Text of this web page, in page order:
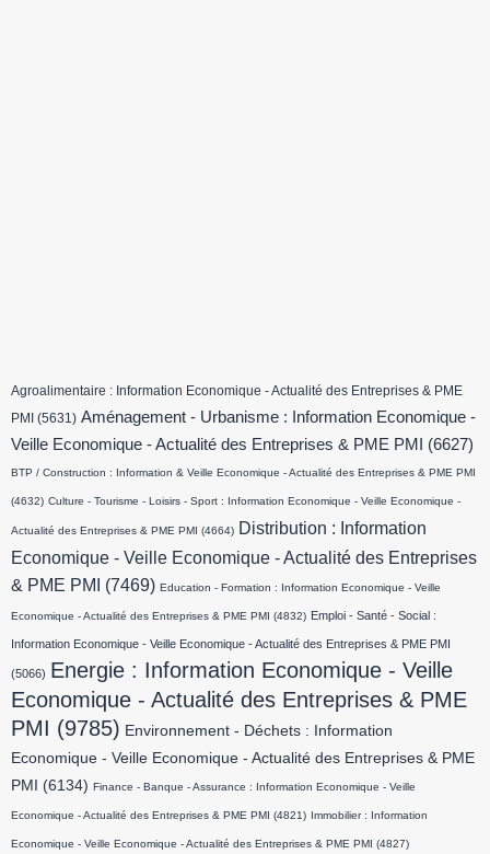
Agroalimentaire : Information Economique - Actualité des Entreprises & PME
PMI (5631) Aménagement - Urbanisme : Information Economique -
Veille Economique - Actualité des Entreprises & PME PMI
(6627)
BTP / Construction : Information & Veille Economique - Actualité des Entreprises & PME PMI
(4632) Culture - Tourisme - Loisirs - Sport : Information Economique - Veille Economique -
Actualité des Entreprises & PME PMI (4664) Distribution : Information
Economique - Veille Economique - Actualité des Entreprises
& PME PMI
(7469) Education - Formation : Information Economique - Veille
Economique - Actualité des Entreprises & PME PMI (4832) Emploi - Santé - Social :
Information Economique - Veille Economique - Actualité des Entreprises & PME PMI
(5066) Energie : Information Economique - Veille
Economique - Actualité des Entreprises & PME
PMI (9785) Environnement - Déchets : Information
Economique - Veille Economique - Actualité des Entreprises & PME
PMI
(6134) Finance - Banque - Assurance : Information Economique - Veille
Economique - Actualité des Entreprises & PME PMI (4821) Immobilier : Information
Economique - Veille Economique - Actualité des Entreprises & PME PMI (4827)